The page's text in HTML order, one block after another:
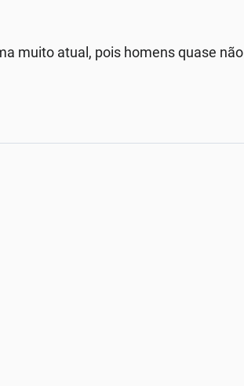
muito atual, pois homens quase